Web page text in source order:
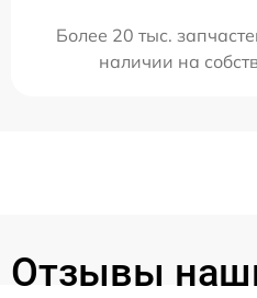
Более 20 тыс.
наличии на
Отзывы